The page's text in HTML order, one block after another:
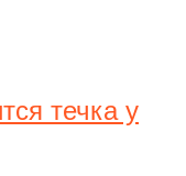
течка у